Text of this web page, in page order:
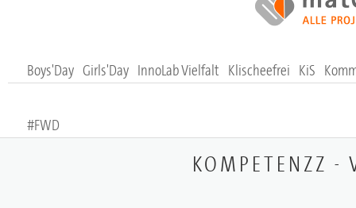
Boys'Day Girls'Day InnoLab Vielfalt Klischeefrei KiS
#FWD
KOMPETENZZ -